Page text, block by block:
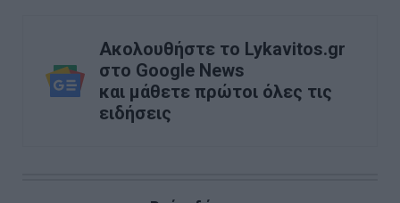
Ακολουθήστε το Lykavitos.gr
στο Google News
και μάθετε πρώτοι όλες τις
ειδήσεις